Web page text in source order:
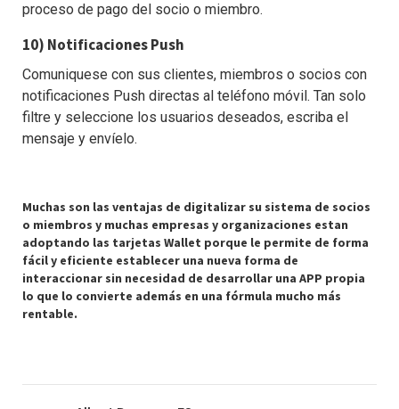
proceso de pago del socio o miembro.
10) Notificaciones Push
Comuniquese con sus clientes, miembros o socios con
notificaciones Push directas al teléfono móvil. Tan solo
filtre y seleccione los usuarios deseados, escriba el
mensaje y envíelo.
Muchas son las ventajas de digitalizar su sistema de socios
o miembros y muchas empresas y organizaciones estan
adoptando las tarjetas Wallet porque le permite de forma
fácil y eficiente establecer una nueva forma de
interaccionar sin necesidad de desarrollar una APP propia
lo que lo convierte además en una fórmula mucho más
rentable.